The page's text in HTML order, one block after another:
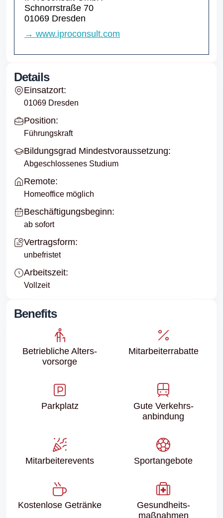
Schnorrstraße 70
01069 Dresden
→ www.iproconsult.com
Details
Einsatzort:
01069 Dresden
Position:
Führungskraft
Bildungsgrad Mindestvoraussetzung:
Abgeschlossenes Studium
Remote:
Homeoffice möglich
Beschäftigungsbeginn:
ab sofort
Vertragsform:
unbefristet
Arbeitszeit:
Vollzeit
Benefits
Betriebliche Alters­
vorsorge
Mitarbeiter­rabatte
Parkplatz
Gute Verkehrs­
anbindung
Mitarbeiter­events Sport­angebote
Kostenlose Getränke
Gesundheits­
maßnahmen